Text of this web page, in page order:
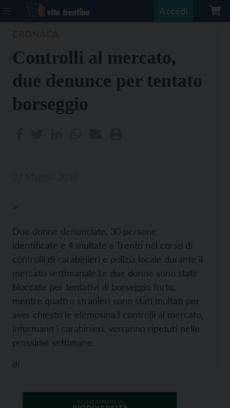
Accedi
Controlli al mercato,
due denunce per tentato
borseggio
>
Due donne denunciate, 30 persone
identificate e 4 multate a Trento nel corso di
controlli di carabinieri e polizia locale durante il
mercato settimanale.Le due donne sono state
bloccate per tentativi di borseggio furto,
mentre quattro stranieri sono stati multati per
aver chiesto le elemosina.I controlli al mercato,
informano i carabinieri, verranno ripetuti nelle
prossime settimane.
di